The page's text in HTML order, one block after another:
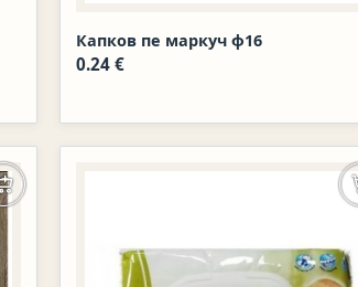
Капков пе маркуч ф16
0.24 €
Добавяне в количката